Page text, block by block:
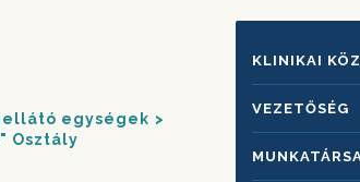
egységek
Osztály
KLINIKAI
KLINIKAI
VEZETŐSÉG